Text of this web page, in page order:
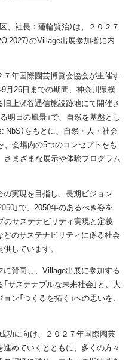
、社長：蓮輪賢治）は、２０２７
2027）のVillage出展参加者に内
年国際園芸博覧会協会が主催す
月26日までの期間、神奈川県横
上瀬谷通信施設跡地にて開催さ
明日の風景」で、自然を基盤とし
NbS）をもとに、自然・人・社会
、会場内の5つのコンセプトをも
さまざまな展示や体験プログラム
実現を目指し、長期ビジョン
」で、2050年のあるべき姿を
のサステナビリティ実現と定義
のサステナビリティに係る社会
しています。
賛同し、Village出展に参加する
サステナブルな未来社会」と、大
ン「つくるを拓く」への思いを、
功に向け、２０２７年国際園芸
めていくとともに、多くの方々